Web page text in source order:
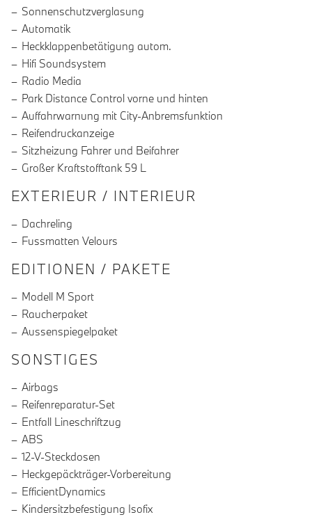
Sonnenschutzverglasung
Automatik
Heckklappenbetätigung autom.
Hifi Soundsystem
Radio Media
Park Distance Control vorne und hinten
Auffahrwarnung mit City-Anbremsfunktion
Reifendruckanzeige
Sitzheizung Fahrer und Beifahrer
Großer Kraftstofftank 59 L
EXTERIEUR / INTERIEUR
Dachreling
Fussmatten Velours
EDITIONEN / PAKETE
Modell M Sport
Raucherpaket
Aussenspiegelpaket
SONSTIGES
Airbags
Reifenreparatur-Set
Entfall Lineschriftzug
ABS
12-V-Steckdosen
Heckgepäckträger-Vorbereitung
EfficientDynamics
Kindersitzbefestigung Isofix